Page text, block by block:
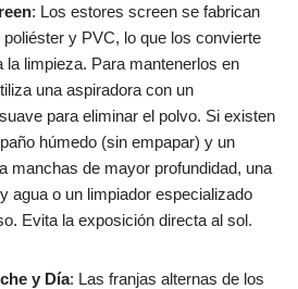
: Los estores screen se fabrican
y PVC, lo que los convierte
la limpieza. Para mantenerlos en
una aspiradora con un
para eliminar el polvo. Si existen
húmedo (sin empapar) y un
manchas de mayor profundidad, una
agua o un limpiador especializado
Evita la exposición directa al sol.
y Día: Las franjas alternas de los